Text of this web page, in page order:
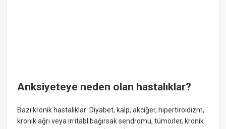
Anksiyeteye neden olan hastalıklar?
Bazı kronik hastalıklar: Diyabet, kalp, akciğer, hipertiroidizm,
kronik ağrı veya irritabl bağırsak sendromu, tümörler, kronik